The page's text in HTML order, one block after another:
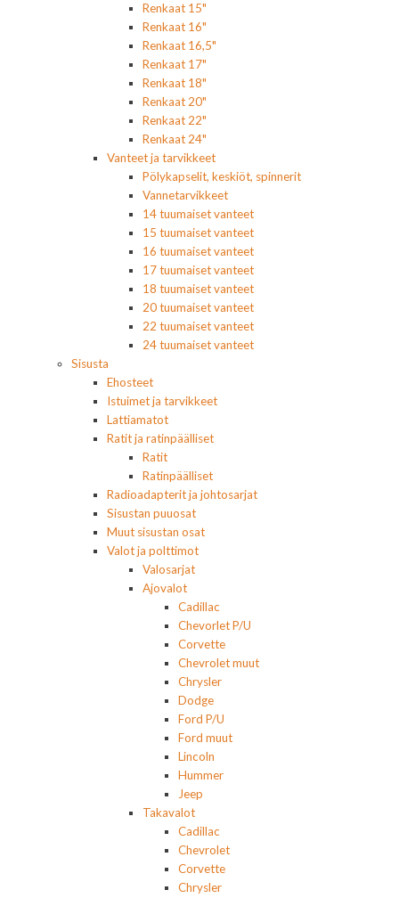
Renkaat 15"
Renkaat 16"
Renkaat 16,5"
Renkaat 17"
Renkaat 18"
Renkaat 20"
Renkaat 22"
Renkaat 24"
Vanteet ja tarvikkeet
Pölykapselit, keskiöt, spinnerit
Vannetarvikkeet
14 tuumaiset vanteet
15 tuumaiset vanteet
16 tuumaiset vanteet
17 tuumaiset vanteet
18 tuumaiset vanteet
20 tuumaiset vanteet
22 tuumaiset vanteet
24 tuumaiset vanteet
Sisusta
Ehosteet
Istuimet ja tarvikkeet
Lattiamatot
Ratit ja ratinpäälliset
Ratit
Ratinpäälliset
Radioadapterit ja johtosarjat
Sisustan puuosat
Muut sisustan osat
Valot ja polttimot
Valosarjat
Ajovalot
Cadillac
Chevorlet P/U
Corvette
Chevrolet muut
Chrysler
Dodge
Ford P/U
Ford muut
Lincoln
Hummer
Jeep
Takavalot
Cadillac
Chevrolet
Corvette
Chrysler